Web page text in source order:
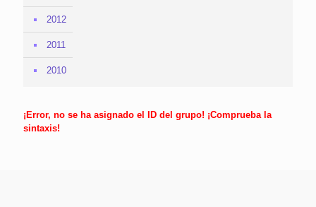
2012
2011
2010
¡Error, no se ha asignado el ID del grupo! ¡Comprueba la
sintaxis!